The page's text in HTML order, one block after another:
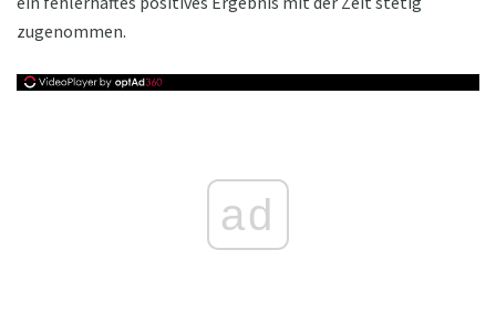
zugenommen.
ad